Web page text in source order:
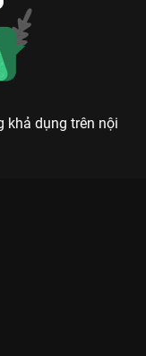
khả dụng trên nội